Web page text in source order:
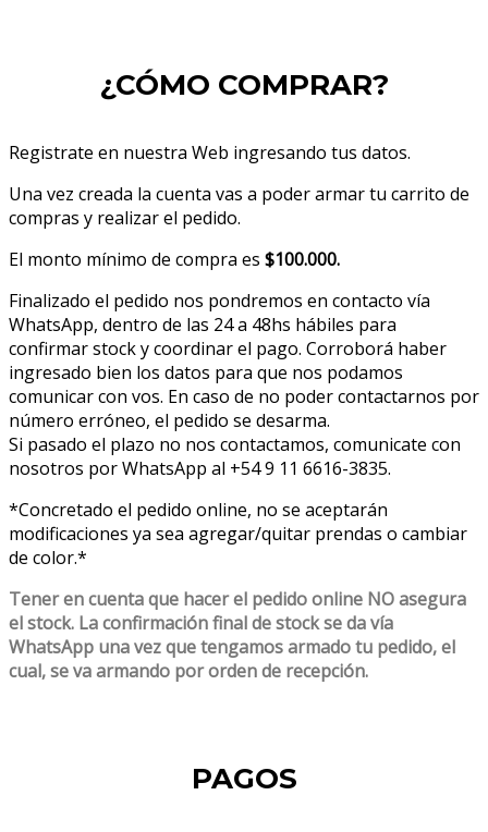
¿CÓMO COMPRAR?
Registrate en nuestra Web ingresando tus datos.
Una vez creada la cuenta vas a poder armar tu carrito de
compras y realizar el pedido.
El monto mínimo de compra es $100.000.
Finalizado el pedido nos pondremos en contacto vía
WhatsApp, dentro de las 24 a 48hs hábiles para
confirmar stock y coordinar el pago. Corroborá haber
ingresado bien los datos para que nos podamos
comunicar con vos. En caso de no poder contactarnos por
número erróneo, el pedido se desarma.
Si pasado el plazo no nos contactamos, comunicate con
nosotros por WhatsApp al +54 9 11 6616-3835.
*Concretado el pedido online, no se aceptarán
modificaciones ya sea agregar/quitar prendas o cambiar
de color.*
Tener en cuenta que hacer el pedido online NO asegura
el stock. La confirmación final de stock se da vía
WhatsApp una vez que tengamos armado tu pedido, el
cual, se va armando por orden de recepción.
PAGOS